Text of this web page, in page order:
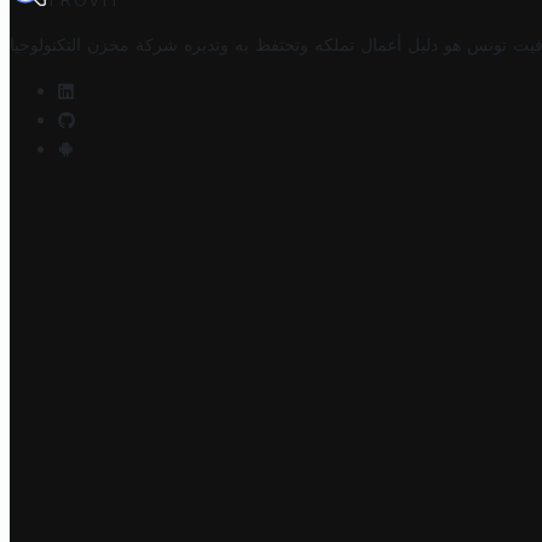
تونس هو دليل أعمال تملكه وتحتفظ به وتديره شركة مخزن التكنولوجيا